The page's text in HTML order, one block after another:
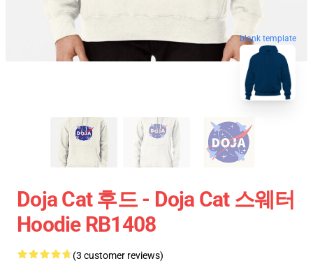
blank template
Doja Cat 후드 - Doja Cat 스웨터
Hoodie RB1408
(3 customer reviews)